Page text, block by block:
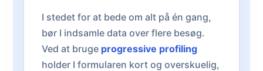
I stedet for at bede om alt på én gang,
bør I indsamle data over flere besøg.
Ved at bruge progressive profiling
holder I formularen kort og overskuelig,